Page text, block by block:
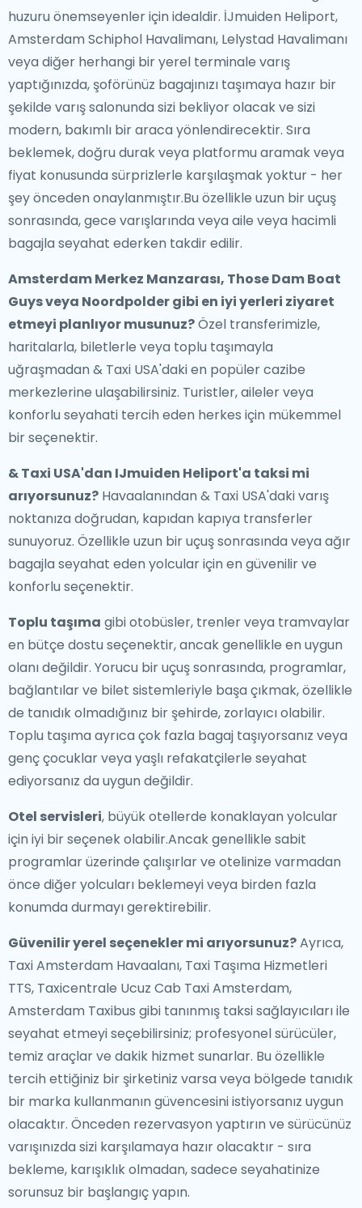
huzuru önemseyenler için idealdir. İJmuiden Heliport,
Amsterdam Schiphol Havalimanı, Lelystad Havalimanı
veya diğer herhangi bir yerel terminale varış
yaptığınızda, şoförünüz bagajınızı taşımaya hazır bir
şekilde varış salonunda sizi bekliyor olacak ve sizi
modern, bakımlı bir araca yönlendirecektir. Sıra
beklemek, doğru durak veya platformu aramak veya
fiyat konusunda sürprizlerle karşılaşmak yoktur - her
şey önceden onaylanmıştır.Bu özellikle uzun bir uçuş
sonrasında, gece varışlarında veya aile veya hacimli
bagajla seyahat ederken takdir edilir.
Amsterdam Merkez Manzarası, Those Dam Boat
Guys veya Noordpolder gibi en iyi yerleri ziyaret
etmeyi planlıyor musunuz?Özel transferimizle,
haritalarla, biletlerle veya toplu taşımayla
uğraşmadan & Taxi USA'daki en popüler cazibe
merkezlerine ulaşabilirsiniz. Turistler, aileler veya
konforlu seyahati tercih eden herkes için mükemmel
bir seçenektir.
& Taxi USA'dan IJmuiden Heliport'a taksi mi
arıyorsunuz? Havaalanından & Taxi USA'daki varış
noktanıza doğrudan, kapıdan kapıya transferler
sunuyoruz. Özellikle uzun bir uçuş sonrasında veya ağır
bagajla seyahat eden yolcular için en güvenilir ve
konforlu seçenektir.
Toplu taşıma gibi otobüsler, trenler veya tramvaylar
en bütçe dostu seçenektir, ancak genellikle en uygun
olanı değildir. Yorucu bir uçuş sonrasında, programlar,
bağlantılar ve bilet sistemleriyle başa çıkmak, özellikle
de tanıdık olmadığınız bir şehirde, zorlayıcı olabilir.
Toplu taşıma ayrıca çok fazla bagaj taşıyorsanız veya
genç çocuklar veya yaşlı refakatçilerle seyahat
ediyorsanız da uygun değildir.
Otel servisleri, büyük otellerde konaklayan yolcular
için iyi bir seçenek olabilir.Ancak genellikle sabit
programlar üzerinde çalışırlar ve otelinize varmadan
önce diğer yolcuları beklemeyi veya birden fazla
konumda durmayı gerektirebilir.
Güvenilir yerel seçenekler mi arıyorsunuz?Ayrıca,
Taxi Amsterdam Havaalanı, Taxi Taşıma Hizmetleri
TTS, Taxicentrale Ucuz Cab Taxi Amsterdam,
Amsterdam Taxibus gibi tanınmış taksi sağlayıcıları ile
seyahat etmeyi seçebilirsiniz; profesyonel sürücüler,
temiz araçlar ve dakik hizmet sunarlar. Bu özellikle
tercih ettiğiniz bir şirketiniz varsa veya bölgede tanıdık
bir marka kullanmanın güvencesini istiyorsanız uygun
olacaktır. Önceden rezervasyon yaptırın ve sürücünüz
varışınızda sizi karşılamaya hazır olacaktır - sıra
bekleme, karışıklık olmadan, sadece seyahatinize
sorunsuz bir başlangıç yapın.